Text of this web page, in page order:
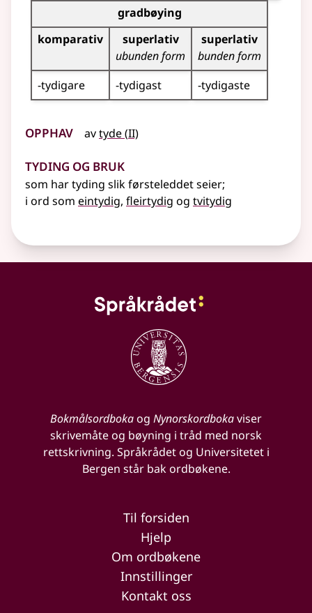
Bøyningstabell for dette adjektivet (gradbøyning)
gradbøying
komparativ
superlativ
ubunden form
superlativ
bunden form
-tydigare
-tydigast -tydigaste
Opphav avtyde(2
II)
Tyding og bruk
som har tyding slik førsteleddet seier;
i ord som eintydig, fleirtydig og tvitydig
Bokmålsordbokaog Nynorskordbokaviser
skrivemåte og bøyning i tråd med norsk
rettskrivning. Språkrådet og Universitetet i
Bergen står bak ordbøkene.
Til forsiden
Hjelp
Om ordbøkene
Innstillinger
Kontakt oss